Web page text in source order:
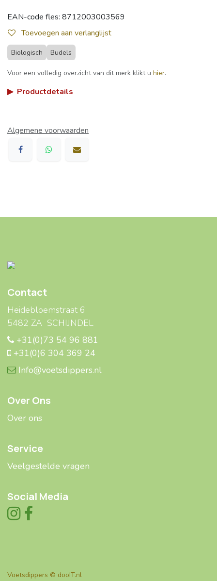
EAN-code fles: 8712003003569
Toevoegen aan verlanglijst
Biologisch Budels
Voor een volledig overzicht van dit merk klikt u hier.
▶ Productdetails
Algemene voorwaarden
Contact
Heidebloemstraat 6
5482 ZA SCHIJNDEL
+31(0)73 54 96 881
+31(0)6 304 369 24
Info@voetsdippers.nl
Over Ons
Over ons
Service
Veelgestelde ​​vragen
Social Media
Voetsdippers © dooIT.nl